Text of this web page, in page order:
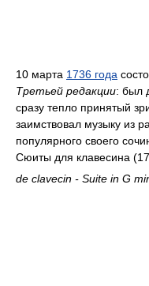
10 марта 1736 года
Третьей редакции: был
сразу тепло принятый
заимствовал музыку из
популярного своего
Сюиты для клавесина
de clavecin - Suite in G